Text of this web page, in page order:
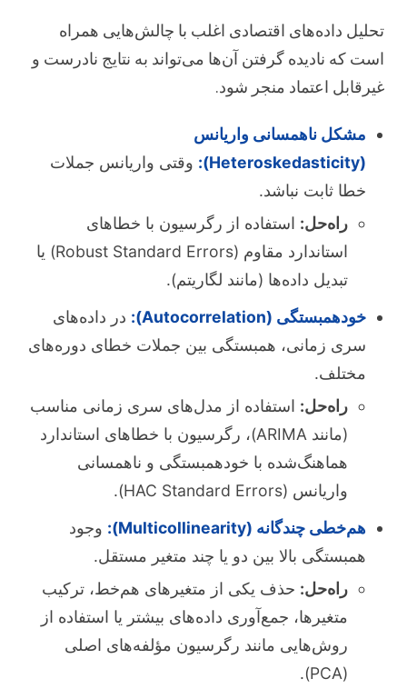
تحلیل داده‌های اقتصادی اغلب با چالش‌هایی همراه
است که نادیده گرفتن آن‌ها می‌تواند به نتایج نادرست و
غیرقابل اعتماد منجر شود.
مشکل ناهمسانی واریانس
(Heteroskedasticity):
وقتی واریانس جملات
خطا ثابت نباشد.
راه‌حل: استفاده از رگرسیون با خطاهای
استاندارد مقاوم (Robust Standard Errors) یا
تبدیل داده‌ها (مانند لگاریتم).
خودهمبستگی (Autocorrelation):
در داده‌های
سری زمانی، همبستگی بین جملات خطای دوره‌های
مختلف.
راه‌حل: استفاده از مدل‌های سری زمانی مناسب
(مانند ARIMA)، رگرسیون با خطاهای استاندارد
هماهنگ‌شده با خودهمبستگی و ناهمسانی
واریانس (HAC Standard Errors).
هم‌خطی چندگانه (Multicollinearity):
وجود
همبستگی بالا بین دو یا چند متغیر مستقل.
راه‌حل: حذف یکی از متغیرهای هم‌خط، ترکیب
متغیرها، جمع‌آوری داده‌های بیشتر یا استفاده از
روش‌هایی مانند رگرسیون مؤلفه‌های اصلی
(PCA).